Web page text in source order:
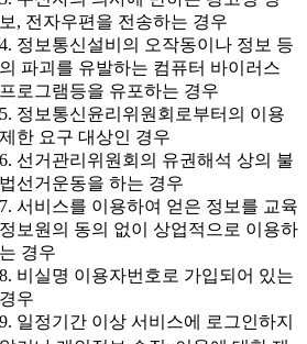
보, 전자우편을 전송하는 경우
4. 정보통신설비의 오작동이나 정보 등
의 파괴를 유발하는 컴퓨터 바이러스
프로그램등을 유포하는 경우
5. 정보통신윤리위원회로부터의 이용
제한 요구 대상인 경우
6. 선거관리위원회의 유권해석 상의 불
법선거운동을 하는 경우
7. 서비스를 이용하여 얻은 정보를 교육
정보원의 동의 없이 상업적으로 이용하
는 경우
8. 비실명 이용자번호로 가입되어 있는
경우
9. 일정기간 이상 서비스에 로그인하지